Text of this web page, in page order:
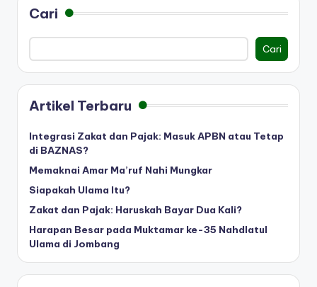
Cari
Cari
Artikel Terbaru
Integrasi Zakat dan Pajak: Masuk APBN atau Tetap
di BAZNAS?
Memaknai Amar Ma’ruf Nahi Mungkar
Siapakah Ulama Itu?
Zakat dan Pajak: Haruskah Bayar Dua Kali?
Harapan Besar pada Muktamar ke-35 Nahdlatul
Ulama di Jombang